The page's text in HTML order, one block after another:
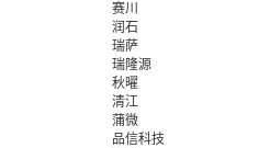
赛川
润石
瑞萨
瑞隆源
秋曜
清江
蒲微
品信科技